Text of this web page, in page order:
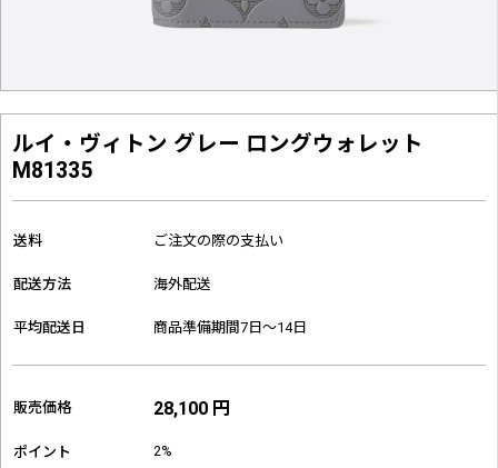
ルイ・ヴィトン グレー ロングウォレット
M81335
送料 ご注文の際の支払い
配送方法 海外配送
平均配送日 商品準備期間7日～14日
販売価格 28,100 円
ポイント 2%